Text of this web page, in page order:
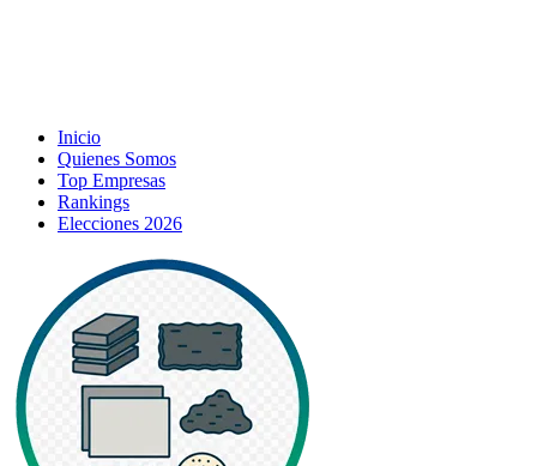
Inicio
Quienes Somos
Top Empresas
Rankings
Elecciones 2026